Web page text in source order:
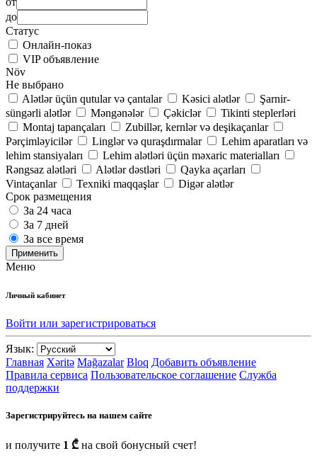
до
Статус
Онлайн-показ
VIP объявление
Növ
Не выбрано
Alətlər üçün qutular və çantalar
Kəsici alətlər
Şarnir-
süngərli alətlər
Məngənələr Çəkiclər
Tikinti steplerləri
Montaj tapançaları
Zubillər, kernlər və deşikaçanlar
Pərçimləyicilər
Linglər və quraşdırmalar
Lehim aparatları və
lehim stansiyaları
Lehim alətləri üçün məxaric materialları
Rəngsaz alətləri
Alətlər dəstləri
Qayka açarları
Vintaçanlar
Texniki maqqaşlar
Digər alətlər
Срок размещения
За 24 часа
За 7 дней
За все время
Применить
Меню
Личный кабинет
Войти или зарегистрироваться
Язык:
Главная Xəritə Mağazalar Bloq Добавить объявление
Правила сервиса Пользовательское соглашение Служба
поддержки
Зарегистрируйтесь на нашем сайте
и получите 1 ₾ на свой бонусный счет!